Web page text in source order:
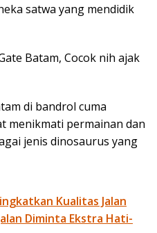
satwa yang mendidik
Batam, Cocok nih ajak
di bandrol cuma
menikmati permainan dan
jenis dinosaurus yang
Kualitas Jalan
Diminta Ekstra Hati-